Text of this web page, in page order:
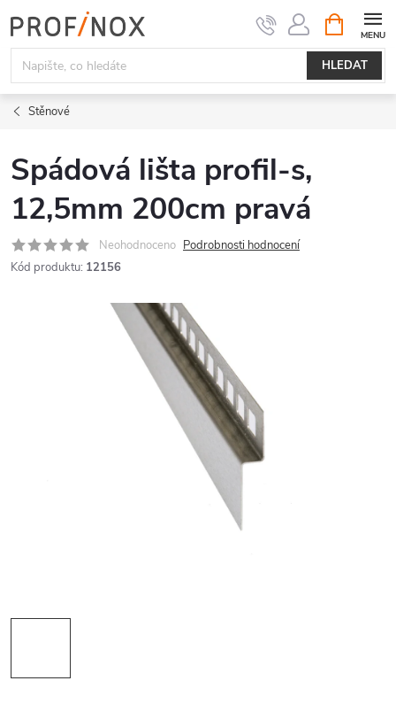
na
obsah
HLEDAT
NÁKUPNÍ
KOŠÍK
Stěnové
Spádová lišta profil-s,
12,5mm 200cm pravá
Neohodnoceno Podrobnosti hodnocení
Kód produktu: 12156